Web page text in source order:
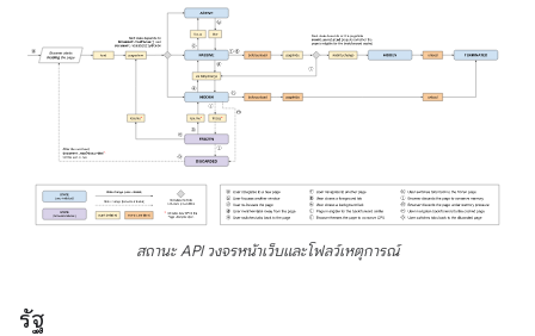
สถานะ API วงจรหน้าเว็บและโฟลว์เหตุการณ์
รัฐ